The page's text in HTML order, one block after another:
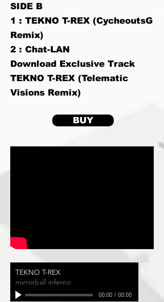
SIDE B
1 : TEKNO T-REX (CycheoutsG
Remix)
2 : Chat-LAN
Download Exclusive Track
TEKNO T-REX (Telematic
Visions Remix)
BUY
TEKNO T-REX
mirrorball inferno
00:00/ 00:00